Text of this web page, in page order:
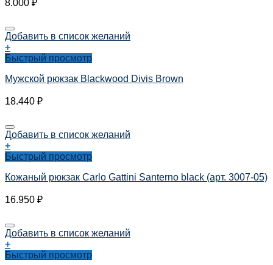
8.000 ₽
Добавить в список желаний
+
Быстрый просмотр
Мужской рюкзак Blackwood Divis Brown
18.440 ₽
Добавить в список желаний
+
Быстрый просмотр
Кожаный рюкзак Carlo Gattini Santerno black (арт. 3007-05)
16.950 ₽
Добавить в список желаний
+
Быстрый просмотр